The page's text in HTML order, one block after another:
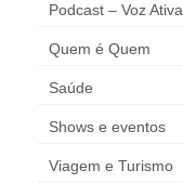
Podcast – Voz Ativa
Quem é Quem
Saúde
Shows e eventos
Viagem e Turismo